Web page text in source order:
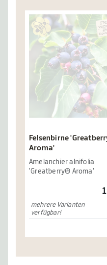
Felsenbirne
Aroma'
Amelanchier alnifolia
'Greatberry® Aroma'
mehrere Varianten
verfügbar!